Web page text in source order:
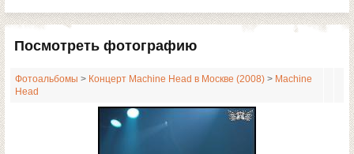
Посмотреть фотографию
Фотоальбомы > Концерт Machine Head в Москве (2008) > Machine
Head